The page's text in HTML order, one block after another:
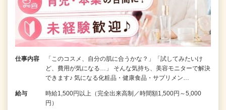
仕事内容
「このコスメ、自分の肌に合うかな？」「試してみたいけ
ど、費用が気になる…」 そんな気持ち、美容モニターで解決
できます♪ 気になる化粧品・健康食品・サプリメン…
給与
時給1,500円以上（完全出来高制／時間額1,500円～5,000
円）